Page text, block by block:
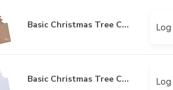
Basic Christmas Tree C... Log
Basic Christmas Tree C... Log